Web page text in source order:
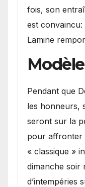
fois, son
est
Lamine
Pendant que
les honneurs,
seront sur la
pour affronter
« classique »
dimanche soir
d’intempéries